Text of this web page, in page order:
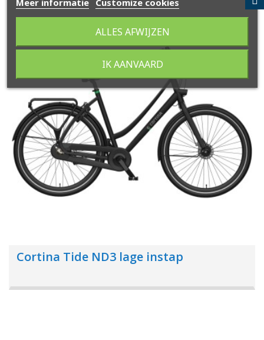
Cortina Tide ND3 lage instap
Meer informatie Customize cookies
ALLES AFWIJZEN
IK AANVAARD